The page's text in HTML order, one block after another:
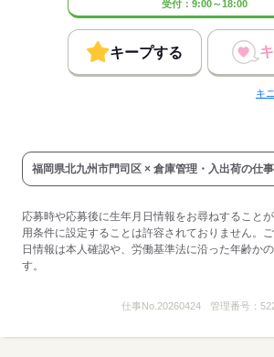
受付：9:00～18:00
キープする
キ
福岡県北九州市門司区 × 倉庫管理・入出荷の仕
応募時や応募後に生年月日情報をお尋ねすること
用条件に設定することは許容されておりません。
日情報は本人確認や、労働基準法に沿った年齢か
す。
仕事No. 20260424 管理番号：